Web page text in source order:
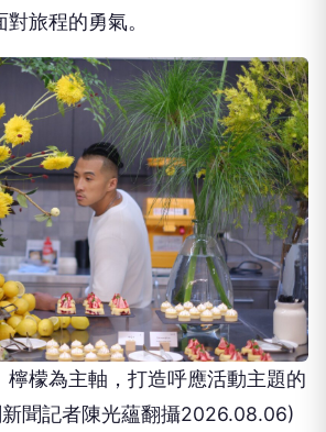
旅程的勇氣。
檬為主軸，打造呼應活動主題的
聞記者陳光蘊翻攝2026.08.06)